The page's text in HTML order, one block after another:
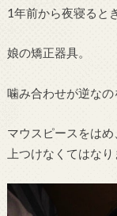
1年前から夜寝ると
娘の矯正器具。
噛み合わせが逆なの
マウスピースをは
上つけなくてはなり